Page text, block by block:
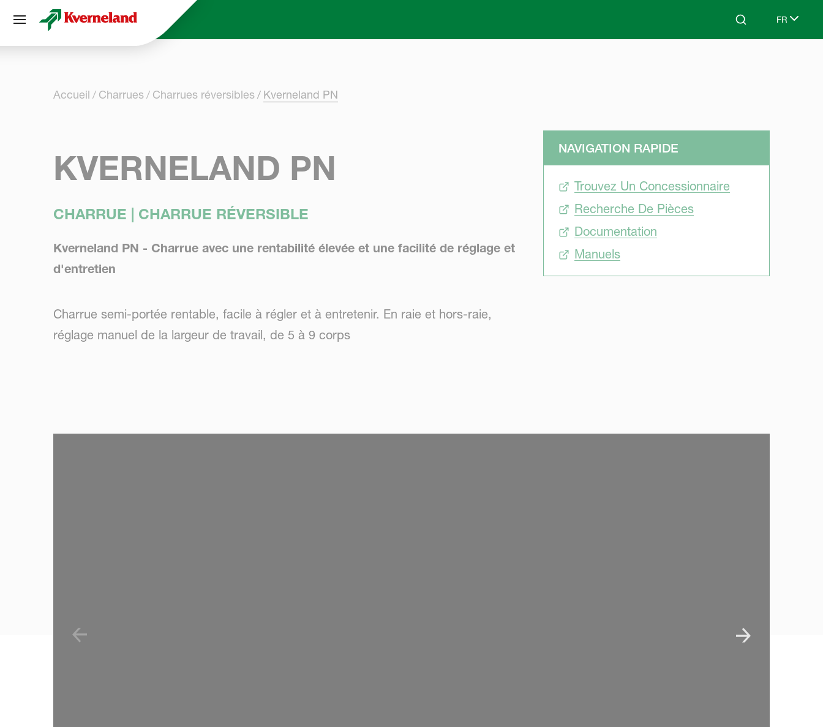
Search FR
Select
Accueil Charrues Charrues réversibles Kverneland PN
KVERNELAND PN
CHARRUE | CHARRUE RÉVERSIBLE
Kverneland PN - Charrue avec une rentabilité élevée et une facilité de réglage et
d'entretien
Charrue semi-portée rentable, facile à régler et à entretenir. En raie et hors-raie,
réglage manuel de la largeur de travail, de 5 à 9 corps
NAVIGATION RAPIDE
Trouvez Un Concessionnaire
Recherche De Pièces
Documentation
Manuels
Panneau de gestion des cookies